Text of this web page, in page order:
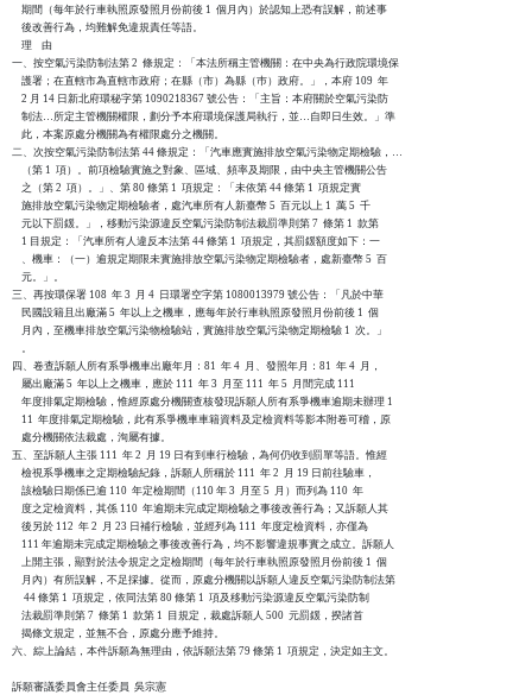
    期間（每年於行車執照原發照月份前後 1  個月內）於認知上恐有誤解，前述事
    後改善行為，均難解免違規責任等語。
    理    由
一、按空氣污染防制法第 2  條規定：「本法所稱主管機關：在中央為行政院環境保
    護署；在直轄市為直轄市政府；在縣（市）為縣（巿）政府。」，本府 109  年
    2 月 14 日新北府環秘字第 1090218367 號公告：「主旨：本府關於空氣污染防
    制法…所定主管機關權限，劃分予本府環境保護局執行，並…自即日生效。」準
    此，本案原處分機關為有權限處分之機關。
二、次按空氣污染防制法第 44 條規定：「汽車應實施排放空氣污染物定期檢驗，…
    （第 1  項）。前項檢驗實施之對象、區域、頻率及期限，由中央主管機關公告
    之（第 2  項）。」、第 80 條第 1  項規定：「未依第 44 條第 1  項規定實
    施排放空氣污染物定期檢驗者，處汽車所有人新臺幣 5  百元以上 1  萬 5  千
    元以下罰鍰。」，移動污染源違反空氣污染防制法裁罰準則第 7  條第 1  款第
    1 目規定：「汽車所有人違反本法第 44 條第 1  項規定，其罰鍰額度如下：一
    、機車：（一）逾規定期限未實施排放空氣污染物定期檢驗者，處新臺幣 5  百
    元。」。
三、再按環保署 108  年 3  月 4  日環署空字第 1080013979 號公告：「凡於中華
    民國設籍且出廠滿 5  年以上之機車，應每年於行車執照原發照月份前後 1  個
    月內，至機車排放空氣污染物檢驗站，實施排放空氣污染物定期檢驗 1  次。」
    。
四、卷查訴願人所有系爭機車出廠年月：81  年 4  月、發照年月：81  年 4  月，
    屬出廠滿 5  年以上之機車，應於 111  年 3  月至 111  年 5  月間完成 111
    年度排氣定期檢驗，惟經原處分機關查核發現訴願人所有系爭機車逾期未辦理 1
    11  年度排氣定期檢驗，此有系爭機車車籍資料及定檢資料等影本附卷可稽，原
    處分機關依法裁處，洵屬有據。
五、至訴願人主張 111  年 2  月 19 日有到車行檢驗，為何仍收到罰單等語。惟經
    檢視系爭機車之定期檢驗紀錄，訴願人所稱於 111  年 2  月 19 日前往驗車，
    該檢驗日期係已逾 110  年定檢期間（110 年 3  月至 5  月）而列為 110  年
    度之定檢資料，其係 110  年逾期未完成定期檢驗之事後改善行為；又訴願人其
    後另於 112  年 2  月 23 日補行檢驗，並經列為 111  年度定檢資料，亦僅為
    111 年逾期未完成定期檢驗之事後改善行為，均不影響違規事實之成立。訴願人
    上開主張，顯對於法令規定之定檢期間（每年於行車執照原發照月份前後 1  個
    月內）有所誤解，不足採據。從而，原處分機關以訴願人違反空氣污染防制法第
     44 條第 1  項規定，依同法第 80 條第 1  項及移動污染源違反空氣污染防制
    法裁罰準則第 7  條第 1  款第 1  目規定，裁處訴願人 500  元罰鍰，揆諸首
    揭條文規定，並無不合，原處分應予維持。
六、綜上論結，本件訴願為無理由，依訴願法第 79 條第 1  項規定，決定如主文。
訴願審議委員會主任委員  吳宗憲